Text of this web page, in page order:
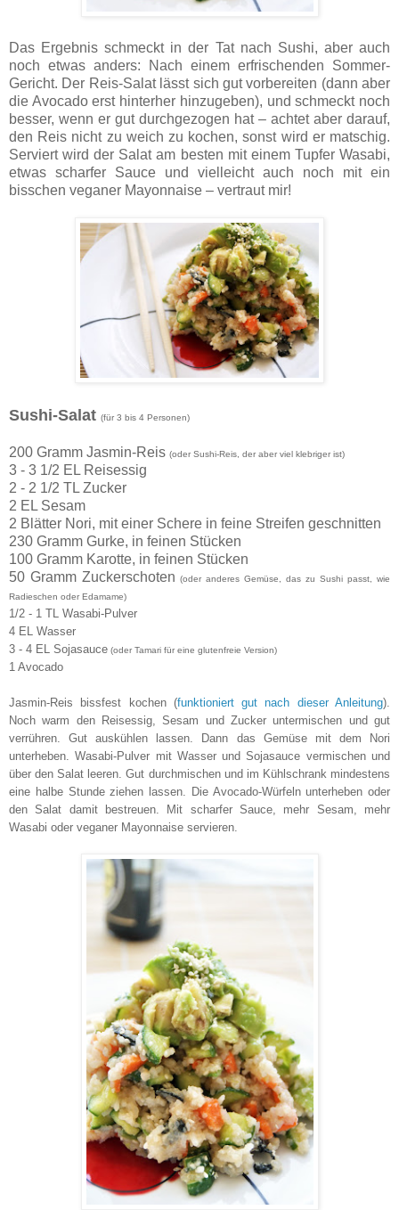
Das Ergebnis schmeckt in der Tat nach Sushi, aber auch
noch etwas anders: Nach einem erfrischenden Sommer-
Gericht. Der Reis-Salat lässt sich gut vorbereiten (dann aber
die Avocado erst hinterher hinzugeben), und schmeckt noch
besser, wenn er gut durchgezogen hat – achtet aber darauf,
den Reis nicht zu weich zu kochen, sonst wird er matschig.
Serviert wird der Salat am besten mit einem Tupfer Wasabi,
etwas scharfer Sauce und vielleicht auch noch mit ein
bisschen veganer Mayonnaise – vertraut mir!
Sushi-Salat (für 3 bis 4 Personen)
200 Gramm Jasmin-Reis (oder Sushi-Reis, der aber viel klebriger ist)
3 - 3 1/2 EL Reisessig
2 - 2 1/2 TL Zucker
2 EL Sesam
2 Blätter Nori, mit einer Schere in feine Streifen geschnitten
230 Gramm Gurke, in feinen Stücken
100 Gramm Karotte, in feinen Stücken
50 Gramm Zuckerschoten (oder anderes Gemüse, das zu Sushi passt, wie
Radieschen oder Edamame)
1/2 - 1 TL Wasabi-Pulver
4 EL Wasser
3 - 4 EL Sojasauce (oder Tamari für eine glutenfreie Version)
1 Avocado
Jasmin-Reis bissfest kochen (funktioniert gut nach dieser Anleitung).
Noch warm den Reisessig, Sesam und Zucker untermischen und gut
verrühren. Gut auskühlen lassen. Dann das Gemüse mit dem Nori
unterheben. Wasabi-Pulver mit Wasser und Sojasauce vermischen und
über den Salat leeren. Gut durchmischen und im Kühlschrank mindestens
eine halbe Stunde ziehen lassen. Die Avocado-Würfeln unterheben oder
den Salat damit bestreuen. Mit scharfer Sauce, mehr Sesam, mehr
Wasabi oder veganer Mayonnaise servieren.